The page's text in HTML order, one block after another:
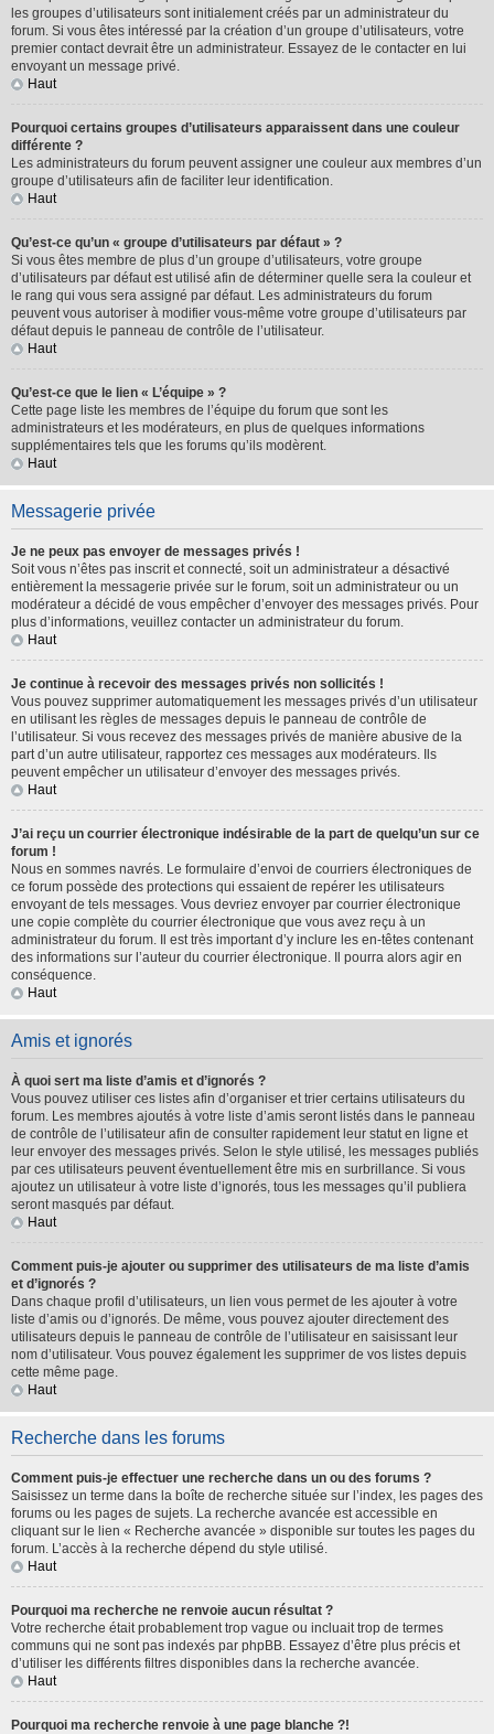
les groupes d’utilisateurs sont initialement créés par un administrateur du
forum. Si vous êtes intéressé par la création d’un groupe d’utilisateurs, votre
premier contact devrait être un administrateur. Essayez de le contacter en lui
envoyant un message privé.
Haut
Pourquoi certains groupes d’utilisateurs apparaissent dans une couleur
différente ?
Les administrateurs du forum peuvent assigner une couleur aux membres d’un
groupe d’utilisateurs afin de faciliter leur identification.
Haut
Qu’est-ce qu’un « groupe d’utilisateurs par défaut » ?
Si vous êtes membre de plus d’un groupe d’utilisateurs, votre groupe
d’utilisateurs par défaut est utilisé afin de déterminer quelle sera la couleur et
le rang qui vous sera assigné par défaut. Les administrateurs du forum
peuvent vous autoriser à modifier vous-même votre groupe d’utilisateurs par
défaut depuis le panneau de contrôle de l’utilisateur.
Haut
Qu’est-ce que le lien « L’équipe » ?
Cette page liste les membres de l’équipe du forum que sont les
administrateurs et les modérateurs, en plus de quelques informations
supplémentaires tels que les forums qu’ils modèrent.
Haut
Messagerie privée
Je ne peux pas envoyer de messages privés !
Soit vous n’êtes pas inscrit et connecté, soit un administrateur a désactivé
entièrement la messagerie privée sur le forum, soit un administrateur ou un
modérateur a décidé de vous empêcher d’envoyer des messages privés. Pour
plus d’informations, veuillez contacter un administrateur du forum.
Haut
Je continue à recevoir des messages privés non sollicités !
Vous pouvez supprimer automatiquement les messages privés d’un utilisateur
en utilisant les règles de messages depuis le panneau de contrôle de
l’utilisateur. Si vous recevez des messages privés de manière abusive de la
part d’un autre utilisateur, rapportez ces messages aux modérateurs. Ils
peuvent empêcher un utilisateur d’envoyer des messages privés.
Haut
J’ai reçu un courrier électronique indésirable de la part de quelqu’un sur ce
forum !
Nous en sommes navrés. Le formulaire d’envoi de courriers électroniques de
ce forum possède des protections qui essaient de repérer les utilisateurs
envoyant de tels messages. Vous devriez envoyer par courrier électronique
une copie complète du courrier électronique que vous avez reçu à un
administrateur du forum. Il est très important d’y inclure les en-têtes contenant
des informations sur l’auteur du courrier électronique. Il pourra alors agir en
conséquence.
Haut
Amis et ignorés
À quoi sert ma liste d’amis et d’ignorés ?
Vous pouvez utiliser ces listes afin d’organiser et trier certains utilisateurs du
forum. Les membres ajoutés à votre liste d’amis seront listés dans le panneau
de contrôle de l’utilisateur afin de consulter rapidement leur statut en ligne et
leur envoyer des messages privés. Selon le style utilisé, les messages publiés
par ces utilisateurs peuvent éventuellement être mis en surbrillance. Si vous
ajoutez un utilisateur à votre liste d’ignorés, tous les messages qu’il publiera
seront masqués par défaut.
Haut
Comment puis-je ajouter ou supprimer des utilisateurs de ma liste d’amis
et d’ignorés ?
Dans chaque profil d’utilisateurs, un lien vous permet de les ajouter à votre
liste d’amis ou d’ignorés. De même, vous pouvez ajouter directement des
utilisateurs depuis le panneau de contrôle de l’utilisateur en saisissant leur
nom d’utilisateur. Vous pouvez également les supprimer de vos listes depuis
cette même page.
Haut
Recherche dans les forums
Comment puis-je effectuer une recherche dans un ou des forums ?
Saisissez un terme dans la boîte de recherche située sur l’index, les pages des
forums ou les pages de sujets. La recherche avancée est accessible en
cliquant sur le lien « Recherche avancée » disponible sur toutes les pages du
forum. L’accès à la recherche dépend du style utilisé.
Haut
Pourquoi ma recherche ne renvoie aucun résultat ?
Votre recherche était probablement trop vague ou incluait trop de termes
communs qui ne sont pas indexés par phpBB. Essayez d’être plus précis et
d’utiliser les différents filtres disponibles dans la recherche avancée.
Haut
Pourquoi ma recherche renvoie à une page blanche ?!